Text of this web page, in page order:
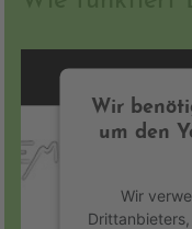
Wir
um den
Wir